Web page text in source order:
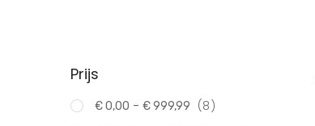
Prijs
€ 0,00 - € 999,99 8product